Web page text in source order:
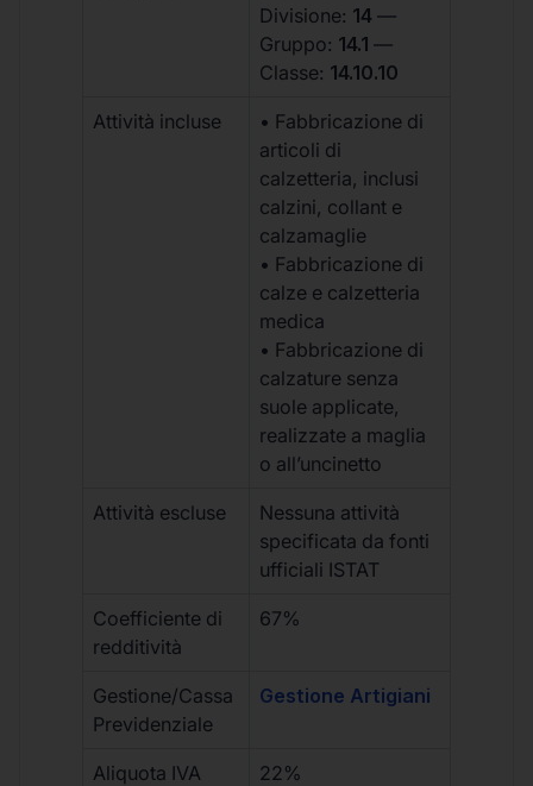
Divisione: 14 —
Gruppo: 14.1 —
Classe: 14.10.10
Attività incluse
• Fabbricazione di
articoli di
calzetteria, inclusi
calzini, collant e
calzamaglie
• Fabbricazione di
calze e calzetteria
medica
• Fabbricazione di
calzature senza
suole applicate,
realizzate a maglia
o all’uncinetto
Attività escluse
Nessuna attività
specificata da fonti
ufficiali ISTAT
Coefficiente di
redditività
67%
Gestione/Cassa
Previdenziale
Gestione Artigiani
Aliquota IVA 22%